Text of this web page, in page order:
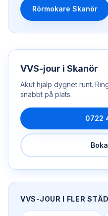
Rörmokare Skanör
VVS-jour i Skanör
Akut hjälp dygnet runt.
snabbt på plats.
0722
VVS-JOUR I FLER